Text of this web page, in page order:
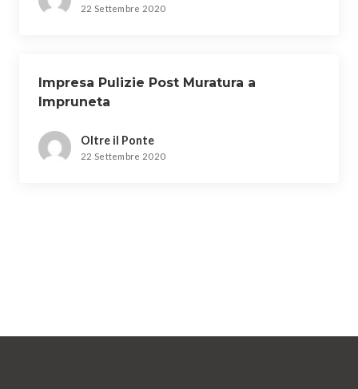
22 Settembre 2020
Impresa Pulizie Post Muratura a
Impruneta
Oltre il Ponte
22 Settembre 2020